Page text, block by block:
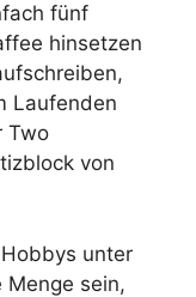
fünf
hinsetzen
Laufenden
Two
von
unter
Menge sein,